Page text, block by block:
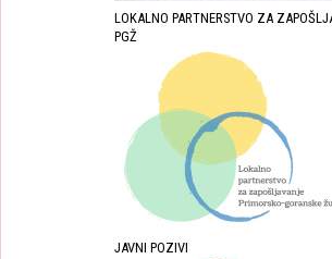
LOKALNO PARTNERSTVO ZA
PGŽ
JAVNI POZIVI